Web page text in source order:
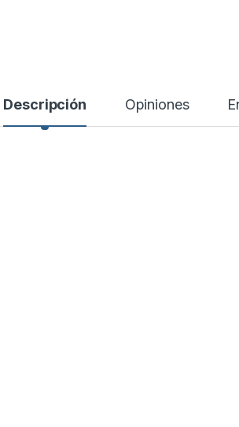
Descripción Opiniones